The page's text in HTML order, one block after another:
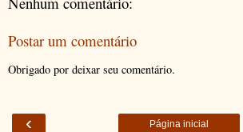
Postar um comentário
Obrigado por deixar seu comentário.
‹ Página inicial